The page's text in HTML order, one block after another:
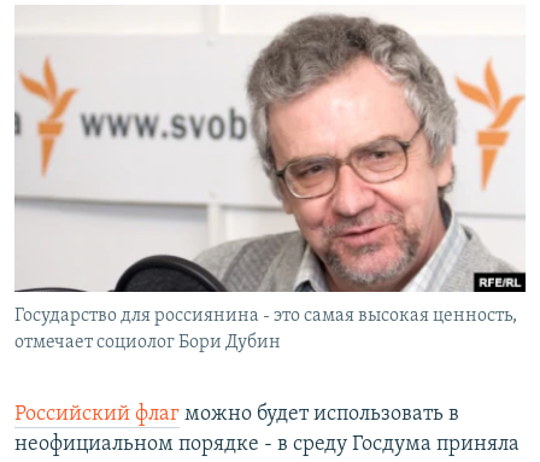
СИБИРЬ.РЕАЛИИ
РАСПИСАНИЕ ВЕЩАНИЯ
ПОДПИШИТЕСЬ НА РАССЫЛКУ
СОЦИАЛЬНЫЕ СЕТИ
Государство для россиянина - это самая высокая ценность,
отмечает социолог Бори Дубин
Российский флаг можно будет использовать в
неофициальном порядке - в среду Госдума приняла